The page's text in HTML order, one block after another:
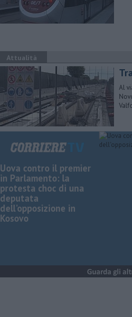
Attualità
Al
Uova contro il premier
in Parlamento: la
protesta choc di una
deputata
dell'opposizione in
Kosovo